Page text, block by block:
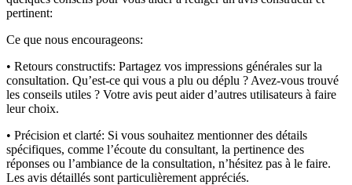
pertinent:
Ce que nous encourageons:
• Retours constructifs: Partagez vos impressions générales sur la
consultation. Qu’est-ce qui vous a plu ou déplu ? Avez-vous trouvé
les conseils utiles ? Votre avis peut aider d’autres utilisateurs à faire
leur choix.
• Précision et clarté: Si vous souhaitez mentionner des détails
spécifiques, comme l’écoute du consultant, la pertinence des
réponses ou l’ambiance de la consultation, n’hésitez pas à le faire.
Les avis détaillés sont particulièrement appréciés.